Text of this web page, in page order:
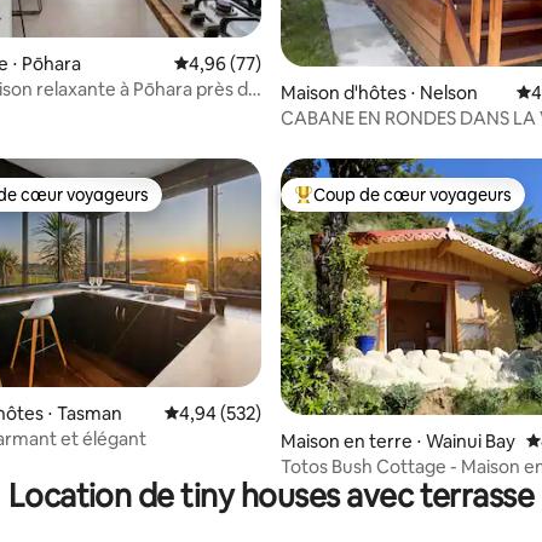
base de 146 commentaires : 4,96 sur 5
⋅ Pōhara Évaluation moyenne sur la base de 77
4,96 (77)
relaxante à Pōhara près de
Maison d'hôtes ⋅ Nelson
CABANE EN RONDES DANS LA
base de 342 commentaires : 4,96 sur 5
cœur voyageurs les plus appréciés
cœur voyageurs
⋅ Tasman Évaluation moyenne sur la base de 532
4,94 (532)
et élégant
Coups de cœur voyageurs les
Coup de cœur voyageurs
Maison en terre ⋅ Wainui Bay
Totos Bush Cottage - Maison
Location de tiny houses avec terrasse